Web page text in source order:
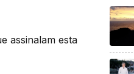
assinalam esta